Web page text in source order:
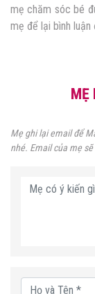
mẹ chăm sóc bé
mẹ để lại bình
MẸ
Mẹ ghi lại email để
nhé. Email của mẹ